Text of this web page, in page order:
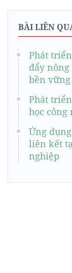
BÀI LIÊN
Phát
đẩy
bền vững
Phát
học công
Ứng
liên kết
nghiệp